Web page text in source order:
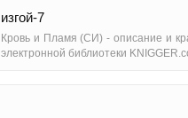
изгой-7
Кровь и Пламя (СИ) - oписание и
электронной библиотеки